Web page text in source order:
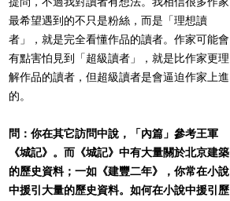
最希望遇到的不只是粉絲，而是「理想讀
者」，就是完全看懂作品的讀者。作家可能會
有點害怕見到「超級讀者」，就是比作家更理
解作品的讀者，但超級讀者是會逼迫作家上進
的。
問：你在其它訪問中說，「內篇」參考王軍
《城記》。而《城記》中有大量關於北京建築
的歷史資料；一如《建豐二年》，你常在小說
中援引大量的歷史資料。如何在小說中援引歷